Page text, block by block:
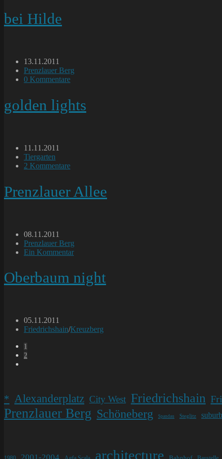
bei Hilde
Beitrag
veröffentlicht:
13.11.2011
Beitrags-
Kategorie:
Prenzlauer Berg
Beitrags-
0 Kommentare
golden lights
Beitrag
veröffentlicht:
11.11.2011
Beitrags-
Kategorie:
Tiergarten
Beitrags-
2 Kommentare
Prenzlauer Allee
Beitrag
veröffentlicht:
08.11.2011
Beitrags-
Kategorie:
Prenzlauer Berg
Beitrags-
Ein Kommentar
Oberbaum night
Beitrag
veröffentlicht:
05.11.2011
Beitrags-
Friedrichshain/Kreuzberg
1
2
* Alexanderplatz City West Friedrichshain
Prenzlauer Berg Schöneberg Spandau Steglitz suburb
architecture